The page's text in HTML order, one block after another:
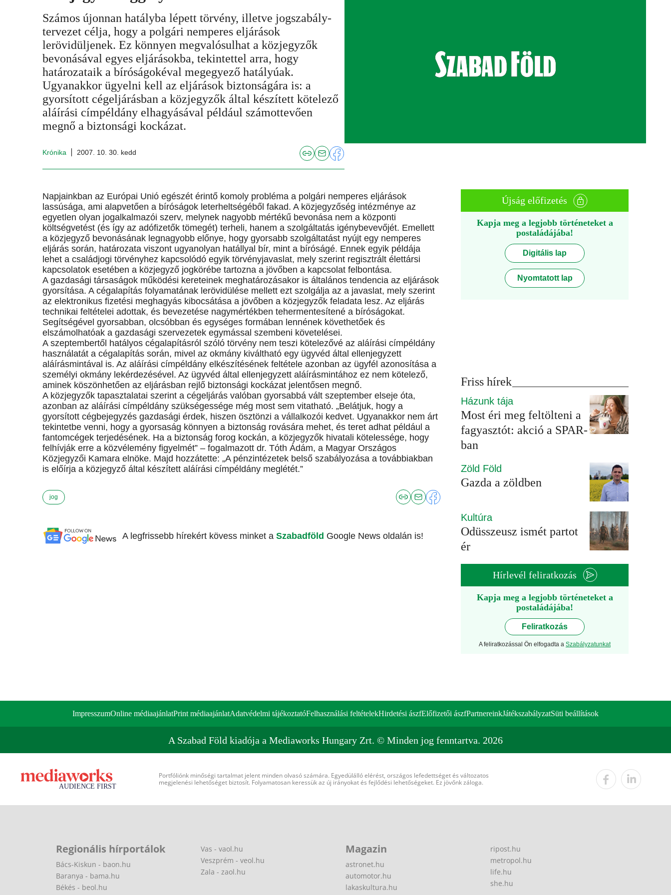
Számos újonnan hatályba lépett törvény, illetve jogszabály-
tervezet célja, hogy a polgári nemperes eljárások
lerövidüljenek. Ez könnyen megvalósulhat a közjegyzők
bevonásával egyes eljárásokba, tekintettel arra, hogy
határozataik a bíróságokéval megegyező hatályúak.
Ugyanakkor ügyelni kell az eljárások biztonságára is: a
gyorsított cégeljárásban a közjegyzők által készített kötelező
aláírási címpéldány elhagyásával például számottevően
megnő a biztonsági kockázat.
Krónika 2007. 10. 30. kedd
Napjainkban az Európai Unió egészét érintő komoly probléma a polgári nemperes eljárások
lassúsága, ami alapvetően a bíróságok leterheltségéből fakad. A közjegyzőség intézménye az
egyetlen olyan jogalkalmazói szerv, melynek nagyobb mértékű bevonása nem a központi
költségvetést (és így az adófizetők tömegét) terheli, hanem a szolgáltatás igénybevevőjét. Emellett
a közjegyző bevonásának legnagyobb előnye, hogy gyorsabb szolgáltatást nyújt egy nemperes
eljárás során, határozata viszont ugyanolyan hatállyal bír, mint a bíróságé. Ennek egyik példája
lehet a családjogi törvényhez kapcsolódó egyik törvényjavaslat, mely szerint regisztrált élettársi
kapcsolatok esetében a közjegyző jogkörébe tartozna a jövőben a kapcsolat felbontása.
A gazdasági társaságok működési kereteinek meghatározásakor is általános tendencia az eljárások
gyorsítása. A cégalapítás folyamatának lerövidülése mellett ezt szolgálja az a javaslat, mely szerint
az elektronikus fizetési meghagyás kibocsátása a jövőben a közjegyzők feladata lesz. Az eljárás
technikai feltételei adottak, és bevezetése nagymértékben tehermentesítené a bíróságokat.
Segítségével gyorsabban, olcsóbban és egységes formában lennének követhetőek és
elszámolhatóak a gazdasági szervezetek egymással szembeni követelései.
A szeptembertől hatályos cégalapításról szóló törvény nem teszi kötelezővé az aláírási címpéldány
használatát a cégalapítás során, mivel az okmány kiváltható egy ügyvéd által ellenjegyzett
aláírásmintával is. Az aláírási címpéldány elkészítésének feltétele azonban az ügyfél azonosítása a
személyi okmány lekérdezésével. Az ügyvéd által ellenjegyzett aláírásmintához ez nem kötelező,
aminek köszönhetően az eljárásban rejlő biztonsági kockázat jelentősen megnő.
A közjegyzők tapasztalatai szerint a cégeljárás valóban gyorsabbá vált szeptember elseje óta,
azonban az aláírási címpéldány szükségessége még most sem vitatható. „Belátjuk, hogy a
gyorsított cégbejegyzés gazdasági érdek, hiszen ösztönzi a vállalkozói kedvet. Ugyanakkor nem árt
tekintetbe venni, hogy a gyorsaság könnyen a biztonság rovására mehet, és teret adhat például a
fantomcégek terjedésének. Ha a biztonság forog kockán, a közjegyzők hivatali kötelessége, hogy
felhívják erre a közvélemény figyelmét” – fogalmazott dr. Tóth Ádám, a Magyar Országos
Közjegyzői Kamara elnöke. Majd hozzátette: „A pénzintézetek belső szabályozása a továbbiakban
is előírja a közjegyző által készített aláírási címpéldány meglétét.”
jog
A legfrissebb hírekért kövess minket a Szabadföld Google News oldalán is!
Újság előfizetés
Kapja meg a legjobb történeteket a
postaládájába!
Digitális lap
Nyomtatott lap
Friss hírek
Házunk tája
Most éri meg feltölteni a
fagyasztót: akció a SPAR-
ban
Zöld Föld
Gazda a zöldben
Kultúra
Odüsszeusz ismét partot
ér
Hírlevél feliratkozás
Kapja meg a legjobb történeteket a
postaládájába!
Feliratkozás
A feliratkozással Ön elfogadta a Szabályzatunkat
ImpresszumOnline médiaajánlatPrint médiaajánlatAdatvédelmi tájékoztatóFelhasználási feltételekHirdetési ászfElőfizetői ászfPartnereinkJátékszabályzatSüti beállítások
A Szabad Föld kiadója a Mediaworks Hungary Zrt. © Minden jog fenntartva. 2026
Portfóliónk minőségi tartalmat jelent minden olvasó számára. Egyedülálló elérést, országos lefedettséget és változatos
megjelenési lehetőséget biztosít. Folyamatosan keressük az új irányokat és fejlődési lehetőségeket. Ez jövőnk záloga.
Regionális hírportálok
Bács-Kiskun - baon.hu
Baranya - bama.hu
Békés - beol.hu
Vas - vaol.hu
Veszprém - veol.hu
Zala - zaol.hu
Magazin
astronet.hu
automotor.hu
lakaskultura.hu
ripost.hu
metropol.hu
life.hu
she.hu